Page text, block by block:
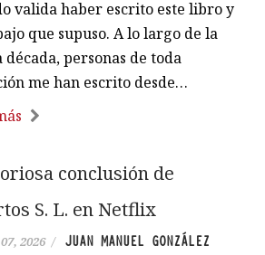
valida haber escrito este libro y
que supuso. A lo largo de la
personas de toda
me han escrito desde…
conclusión de
S. L. en Netflix
2026 / JUAN MANUEL GONZÁLEZ